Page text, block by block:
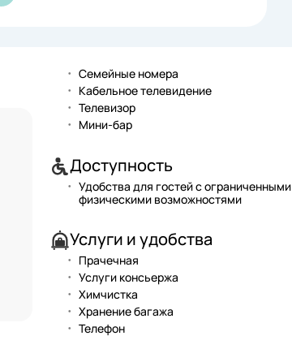
Семейные номера
Кабельное телевидение
Телевизор
Мини-бар
Доступность
Удобства для гостей с ограниченными
физическими возможностями
Услуги и удобства
Прачечная
Услуги консьержа
Химчистка
Хранение багажа
Телефон